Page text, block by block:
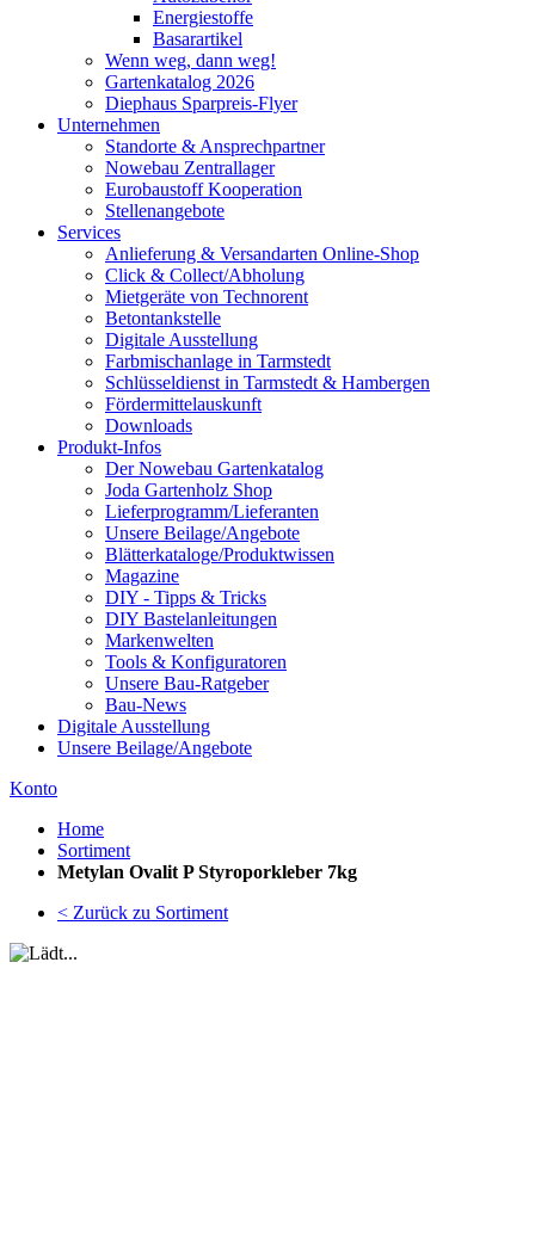
Energiestoffe
Basarartikel
Wenn weg, dann weg!
Gartenkatalog 2026
Diephaus Sparpreis-Flyer
Unternehmen
Standorte & Ansprechpartner
Nowebau Zentrallager
Eurobaustoff Kooperation
Stellenangebote
Services
Anlieferung & Versandarten Online-Shop
Click & Collect/Abholung
Mietgeräte von Technorent
Betontankstelle
Digitale Ausstellung
Farbmischanlage in Tarmstedt
Schlüsseldienst in Tarmstedt & Hambergen
Fördermittelauskunft
Downloads
Produkt-Infos
Der Nowebau Gartenkatalog
Joda Gartenholz Shop
Lieferprogramm/Lieferanten
Unsere Beilage/Angebote
Blätterkataloge/Produktwissen
Magazine
DIY - Tipps & Tricks
DIY Bastelanleitungen
Markenwelten
Tools & Konfiguratoren
Unsere Bau-Ratgeber
Bau-News
Digitale Ausstellung
Unsere Beilage/Angebote
Konto
Home
Sortiment
Metylan Ovalit P Styroporkleber 7kg
< Zurück zu Sortiment